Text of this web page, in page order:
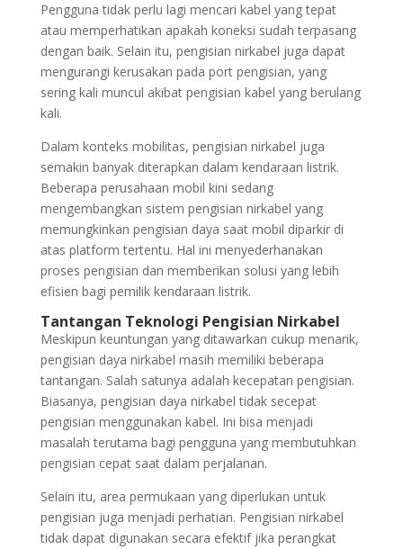
Pengguna tidak perlu lagi mencari kabel yang tepat
atau memperhatikan apakah koneksi sudah terpasang
dengan baik. Selain itu, pengisian nirkabel juga dapat
mengurangi kerusakan pada port pengisian, yang
sering kali muncul akibat pengisian kabel yang berulang
kali.
Dalam konteks mobilitas, pengisian nirkabel juga
semakin banyak diterapkan dalam kendaraan listrik.
Beberapa perusahaan mobil kini sedang
mengembangkan sistem pengisian nirkabel yang
memungkinkan pengisian daya saat mobil diparkir di
atas platform tertentu. Hal ini menyederhanakan
proses pengisian dan memberikan solusi yang lebih
efisien bagi pemilik kendaraan listrik.
Tantangan Teknologi Pengisian Nirkabel
Meskipun keuntungan yang ditawarkan cukup menarik,
pengisian daya nirkabel masih memiliki beberapa
tantangan. Salah satunya adalah kecepatan pengisian.
Biasanya, pengisian daya nirkabel tidak secepat
pengisian menggunakan kabel. Ini bisa menjadi
masalah terutama bagi pengguna yang membutuhkan
pengisian cepat saat dalam perjalanan.
Selain itu, area permukaan yang diperlukan untuk
pengisian juga menjadi perhatian. Pengisian nirkabel
tidak dapat digunakan secara efektif jika perangkat